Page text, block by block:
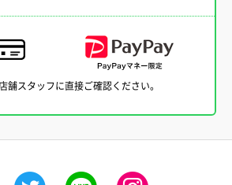
舗スタッフに直接ご確認ください。